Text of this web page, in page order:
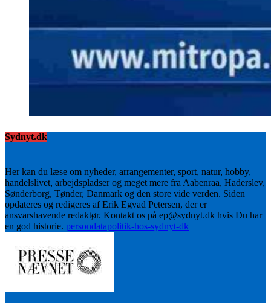
Sydnyt.dk
Her kan du læse om nyheder, arrangementer, sport, natur, hobby,
handelslivet, arbejdspladser og meget mere fra Aabenraa, Haderslev,
Sønderborg, Tønder, Danmark og den store vide verden. Siden
opdateres og redigeres af Erik Egvad Petersen, der er
ansvarshavende redaktør. Kontakt os på ep@sydnyt.dk hvis Du har
en god historie. persondatapolitik-hos-sydnyt-dk